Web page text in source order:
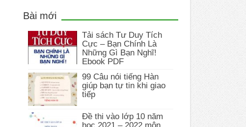
Bài mới
Tải sách Tư Duy Tích
Cực – Bạn Chính Là
Những Gì Bạn Nghĩ!
Ebook PDF
99 Câu nói tiếng Hàn
giúp bạn tự tin khi giao
tiếp
Đề thi vào lớp 10 năm